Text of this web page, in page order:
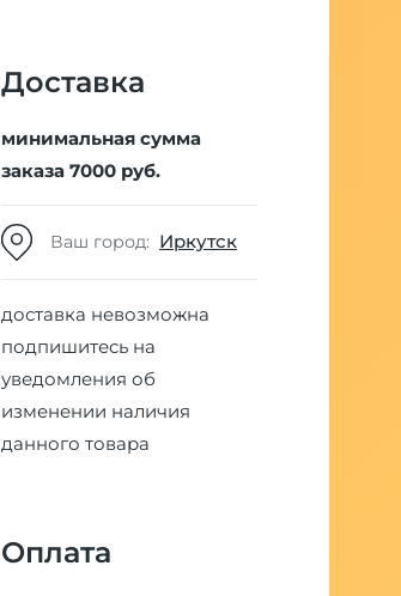
Доставка
минимальная сумма
заказа 7000 руб.
Ваш город: Иркутск
доставка невозможна
подпишитесь на
уведомления об
изменении наличия
данного товара
Оплата